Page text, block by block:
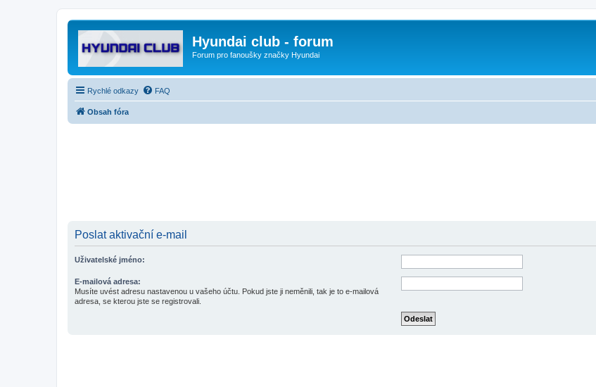
Hyundai club - forum
Forum pro fanoušky značky Hyundai
Rychlé odkazy FAQ
Obsah fóra
Poslat aktivační e-mail
Uživatelské jméno:
E-mailová adresa:
Musíte uvést adresu nastavenou u vašeho účtu. Pokud jste ji neměnili, tak je to e-mailová
adresa, se kterou jste se registrovali.